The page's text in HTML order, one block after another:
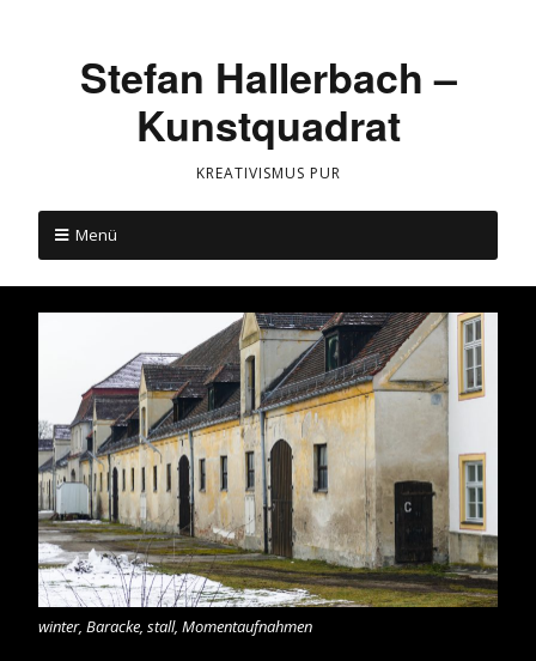
Stefan Hallerbach –
Kunstquadrat
KREATIVISMUS PUR
Menü
winter, Baracke, stall, Momentaufnahmen